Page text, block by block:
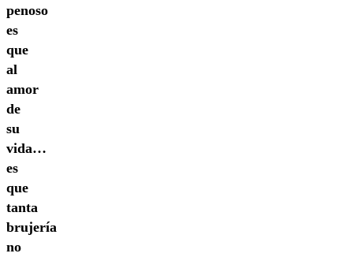
penoso
es
que
al
amor
de
su
vida…
es
que
tanta
brujería
no